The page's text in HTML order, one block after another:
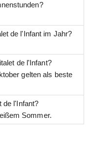
de l'Infant im Jahr?
de l'Infant?
gelten als beste
de l'Infant?
Sommer.